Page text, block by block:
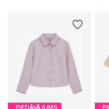
PIEDĀVĀJUMS